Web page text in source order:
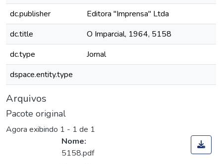
dc.publisher
Editora "Imprensa" Ltda
dc.title
O Imparcial, 1964, 5158
dc.type
Jornal
dspace.entity.type
Arquivos
Pacote original
Agora exibindo 1 - 1 de 1
Nome:
5158.pdf